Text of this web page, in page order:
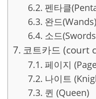
펜타클
완드
소드
코트카드 (court
페이지
나이트
퀸 (Queen)